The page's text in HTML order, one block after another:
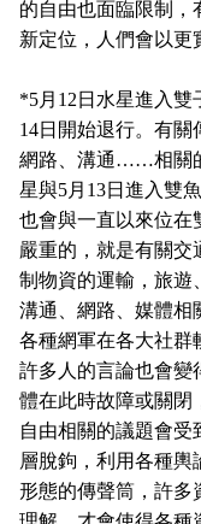
的自由也面臨限制，
新定位，人們會以更
*5月 12 日水星進入雙
14日開始退行。有關
網路、溝通……相關
星與5月 13日進入雙
也會與一直以來位在
嚴重的，就是有關交
制物資的運輸，旅遊
溝通、網路、媒體相
各種網軍在各大社群
許多人的言論也會變
體在此時故障或關閉
自由相關的議題會
層脫鉤，利用各種
形態的傳聲筒，許多